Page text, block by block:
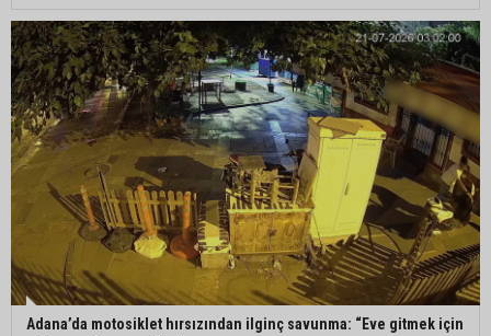
Adana’da motosiklet hırsızından ilginç savunma: “Eve gitmek için